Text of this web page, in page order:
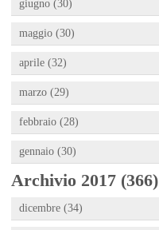
giugno (30)
maggio (30)
aprile (32)
marzo (29)
febbraio (28)
gennaio (30)
Archivio 2017 (366)
dicembre (34)